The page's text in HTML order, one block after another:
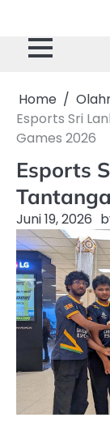
content
Home
Esports Sri
Games 2026
Esports
Juni 19, 2026